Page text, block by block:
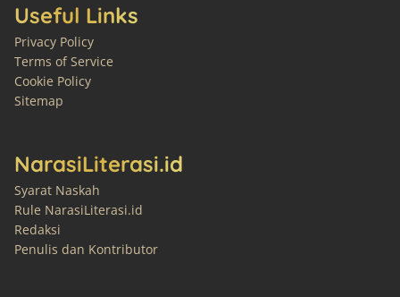
Useful Links
Privacy Policy
Terms of Service
Cookie Policy
Sitemap
NarasiLiterasi.id
Syarat Naskah
Rule NarasiLiterasi.id
Redaksi
Penulis dan Kontributor